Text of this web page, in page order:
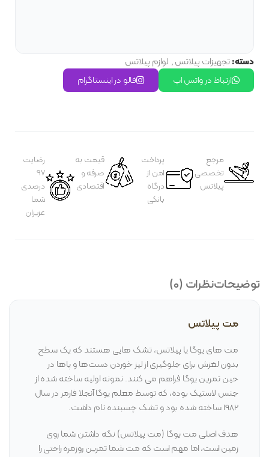
دسته:تجهیزات پیلاتس, لوازم پیلاتس
ارتباط در واتس اپ
فالو در اینستاگرام
مرجع
تخصصی
پیلاتس
پرداخت
امن از
درگاه
بانکی
قیمت به
صرفه و
اقتصادی
رضایت
97
درصدی
شما
عزیزان
توضیحاتنظرات (0)
مت پیلاتس
مت های یوگا یا پیلاتس، تشک هایی هستند که یک سطح
بدون لغزش برای جلوگیری از لیز خوردن دست‌ها و پاها در
حین تمرین یوگا فراهم می کنند. نمونه اولیه ساخته شده از
جنس لاستیک بوده، که توسط معلم یوگا آنجلا فارمر در سال
1982 ساخته شده بود و تشک چسبنده نام داشت.
هدف اصلی مت یوگا (مت پیلاتس) نگه داشتن شما روی
زمین است، اما مهم است که مت شما تمرین روزمره راحتی را